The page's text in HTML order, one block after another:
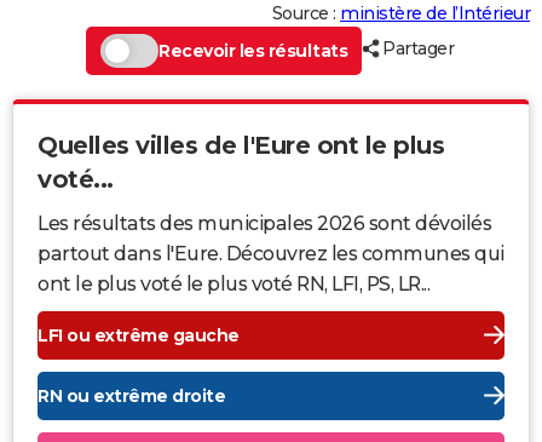
Source : ministère de l’Intérieur
Recevoir les résultats
Partager
Quelles villes de l'Eure ont le plus
voté...
Les résultats des municipales 2026 sont dévoilés
partout dans l'Eure. Découvrez les communes qui
ont le plus voté le plus voté RN, LFI, PS, LR...
LFI ou extrême gauche
RN ou extrême droite